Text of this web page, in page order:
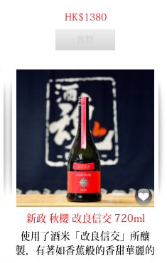
口的凌厲和後半的鮮明形成強烈
HK$1380
新政 秋櫻 改良信交 720ml
使用了酒米「改良信交」所釀
製，有著如香蕉般的香甜華麗的